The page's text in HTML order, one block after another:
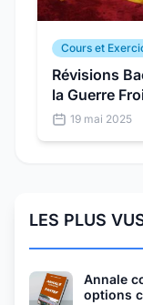
Cours et
Révisions
la Guerre
19 mai 2025
LES PLUS
Annale
options